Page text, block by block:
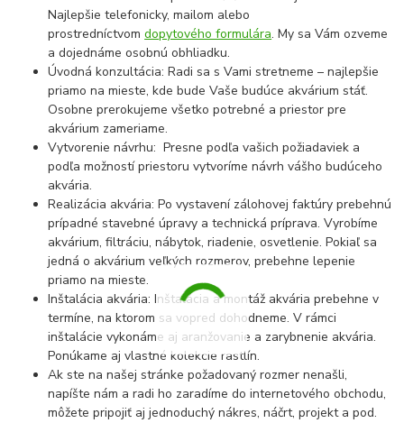
Najlepšie telefonicky, mailom alebo
prostredníctvomdopytového formulára. My sa Vám ozveme
a dojednáme osobnú obhliadku.
Úvodná konzultácia: Radi sa s Vami stretneme – najlepšie
priamo na mieste, kde bude Vaše budúce akvárium stáť.
Osobne prerokujeme všetko potrebné a priestor pre
akvárium zameriame.
Vytvorenie návrhu: Presne podľa vašich požiadaviek a
podľa možností priestoru vytvoríme návrh vášho budúceho
akvária.
Realizácia akvária: Po vystavení zálohovej faktúry prebehnú
prípadné stavebné úpravy a technická príprava. Vyrobíme
akvárium, filtráciu, nábytok, riadenie, osvetlenie. Pokiaľ sa
jedná o akvárium veľkých rozmerov, prebehne lepenie
priamo na mieste.
Inštalácia akvária: Inštalácia a montáž akvária prebehne v
termíne, na ktorom sa vopred dohodneme. V rámci
inštalácie vykonáme aj aranžovanie a zarybnenie akvária.
Ponúkame aj vlastné kolekcie rastlín.
Ak ste na našej stránke požadovaný rozmer nenašli,
napíšte nám a radi ho zaradíme do internetového obchodu,
môžete pripojiť aj jednoduchý nákres, náčrt, projekt a pod.